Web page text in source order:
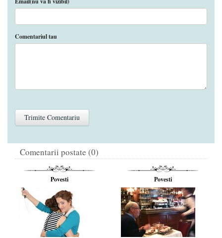
Comentariul tau
Comentarii postate (0)
Povesti Povesti